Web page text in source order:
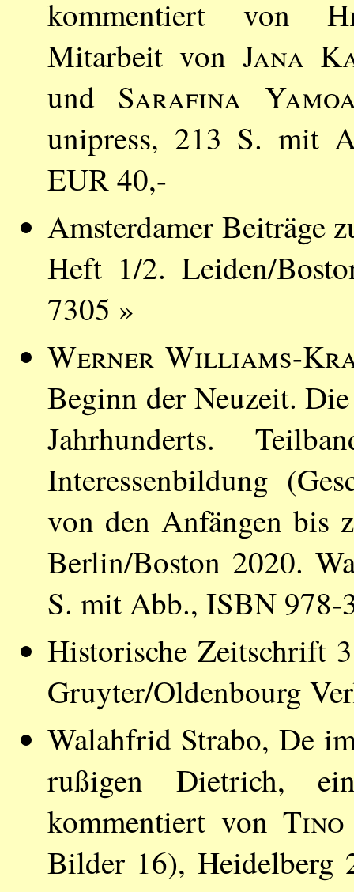
kommentiert von
Mitarbeit von Jana
und Sarafina
unipress, 213 S. mit
EUR 40,-
Amsterdamer Beiträge
Heft 1/2. Leiden/
7305 »
Werner Williams-
Beginn der Neuzeit.
Jahrhunderts.
Interessenbildung
von den Anfängen bis
Berlin/Boston 2020.
S. mit Abb., ISBN
Historische Zeitschrift
Gruyter/Oldenbourg
Walahfrid Strabo, De
rußigen Dietrich,
kommentiert von
Bilder 16), Heidelberg